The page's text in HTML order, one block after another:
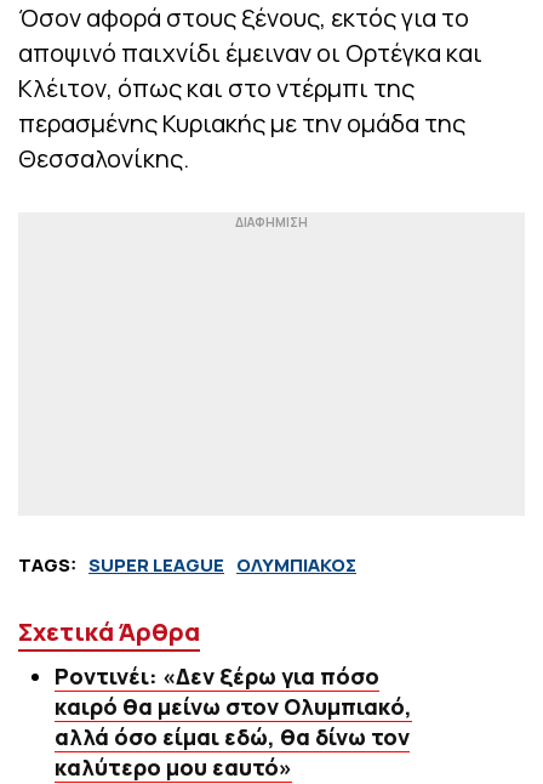
Όσον αφορά στους ξένους, εκτός για το
αποψινό παιχνίδι έμειναν οι Ορτέγκα και
Κλέιτον, όπως και στο ντέρμπι της
περασμένης Κυριακής με την ομάδα της
Θεσσαλονίκης.
TAGS: SUPER LEAGUE ΟΛΥΜΠΙΑΚΟΣ
Σχετικά Άρθρα
Ροντινέι: «Δεν ξέρω για πόσο
καιρό θα μείνω στον Ολυμπιακό,
αλλά όσο είμαι εδώ, θα δίνω τον
καλύτερο μου εαυτό»